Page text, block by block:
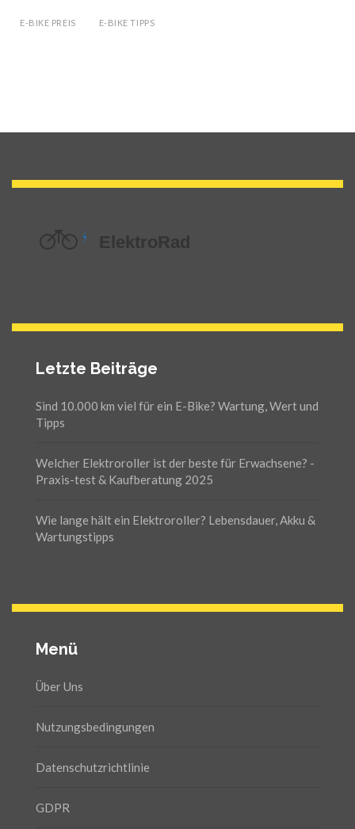
E-BIKE PREIS E-BIKE TIPPS
Letzte Beiträge
Sind 10.000 km viel für ein E-Bike? Wartung, Wert und
Tipps
Welcher Elektroroller ist der beste für Erwachsene? -
Praxis-test & Kaufberatung 2025
Wie lange hält ein Elektroroller? Lebensdauer, Akku &
Wartungstipps
Menü
Über Uns
Nutzungsbedingungen
Datenschutzrichtlinie
GDPR